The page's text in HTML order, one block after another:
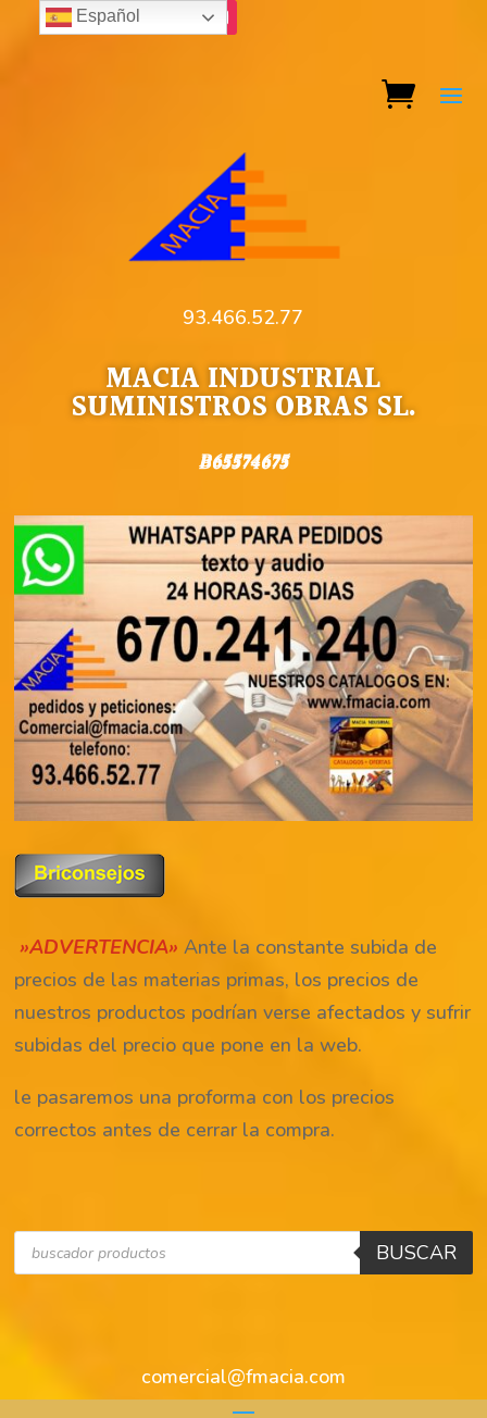
93.466.52.77
MACIA INDUSTRIAL
SUMINISTROS OBRAS SL.
B65574675
»ADVERTENCIA» Ante la constante subida de
precios de las materias primas, los precios de
nuestros productos podrían verse afectados y sufrir
subidas del precio que pone en la web.
le pasaremos una proforma con los precios
correctos antes de cerrar la compra.
Búsqueda
de
productos
BUSCAR
comercial@fmacia.com
Español